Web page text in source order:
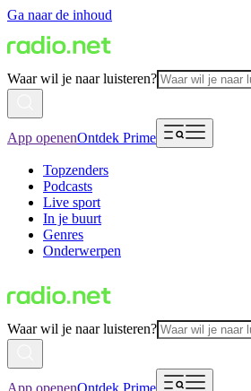
Ga naar de inhoud
Waar wil je naar luisteren?
App openenOntdek Prime
Topzenders
Podcasts
Live sport
In je buurt
Genres
Onderwerpen
Waar wil je naar luisteren?
App openenOntdek Prime